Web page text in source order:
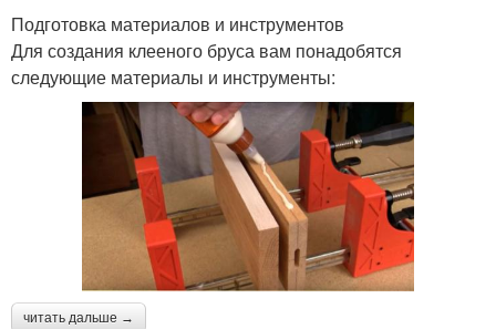
Подготовка материалов и инструментов
Для создания клееного бруса вам понадобятся
следующие материалы и инструменты:
читать дальше →